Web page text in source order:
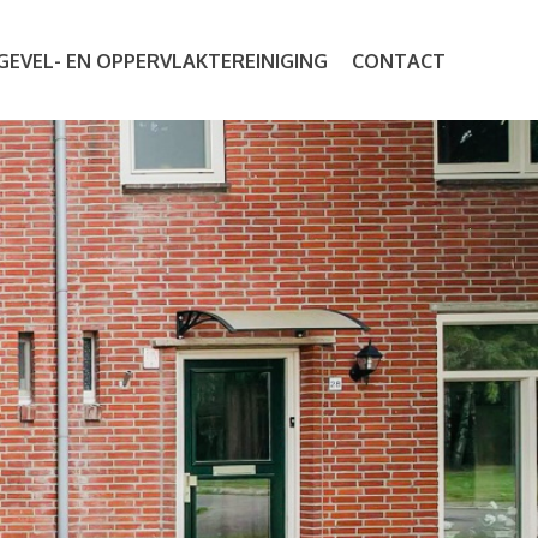
EN OPPERVLAKTEREINIGING CONTACT